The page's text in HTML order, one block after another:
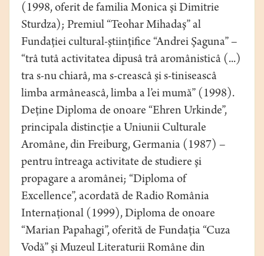
(1998, oferit de familia Monica şi Dimitrie
Sturdza); Premiul “Teohar Mihadaş” al
Fundaţiei cultural-ştiinţifice “Andrei Şaguna” –
“trâ tutâ activitatea dipusâ trâ aromânisticâ (...)
tra s-nu chiarâ, ma s-creascâ şi s-tiniseascâ
limba armâneascâ, limba a l’ei mumă” (1998).
Deţine Diploma de onoare “Ehren Urkinde”,
principala distincţie a Uniunii Culturale
Aromâne, din Freiburg, Germania (1987) –
pentru întreaga activitate de studiere şi
propagare a aromânei; “Diploma of
Excellence”, acordată de Radio România
Internaţional (1999), Diploma de onoare
“Marian Papahagi”, oferită de Fundaţia “Cuza
Vodă” şi Muzeul Literaturii Române din